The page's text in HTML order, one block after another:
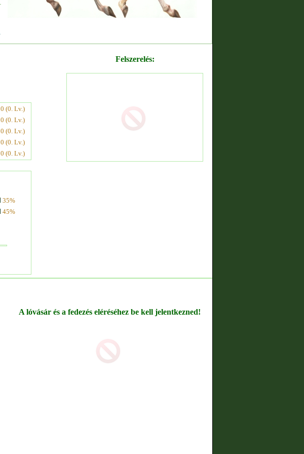
0 (0. Lv.)
0 (0. Lv.)
0 (0. Lv.)
0 (0. Lv.)
0 (0. Lv.)
35%
45%
Felszerelés:
A lóvásár és a fedezés eléréséhez be kell jelentkezned!